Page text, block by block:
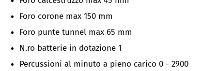
Foro corone max 150 mm
Foro punte tunnel max 65 mm
N.ro batterie in dotazione 1
Percussioni al minuto a pieno carico 0 - 2900